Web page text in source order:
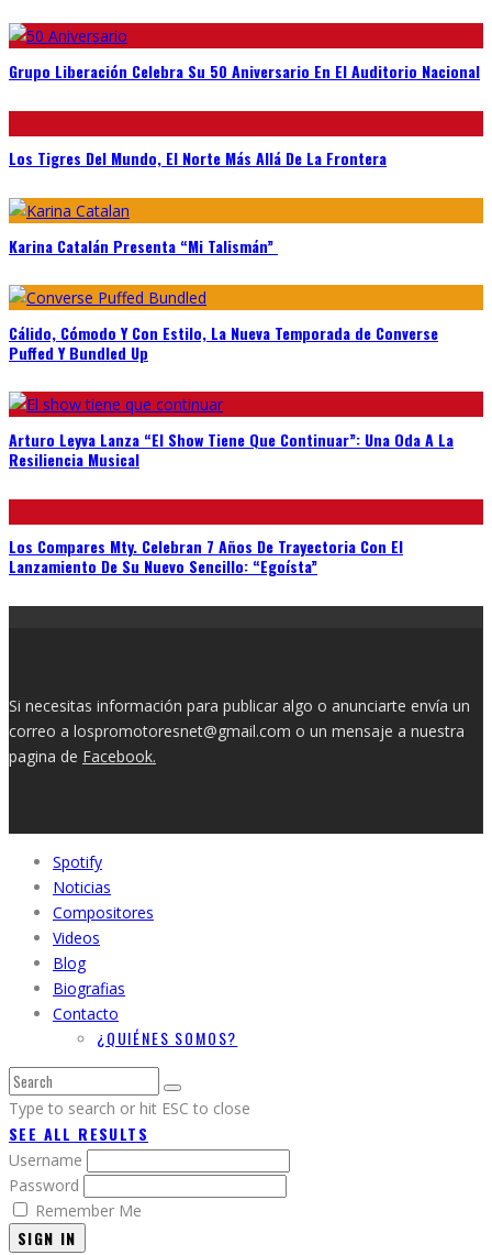
Grupo Liberación Celebra Su 50 Aniversario En El Auditorio Nacional
Los Tigres Del Mundo, El Norte Más Allá De La Frontera
Karina Catalán Presenta “Mi Talismán”
Cálido, Cómodo Y Con Estilo, La Nueva Temporada de Converse
Puffed Y Bundled Up
Arturo Leyva Lanza “El Show Tiene Que Continuar”: Una Oda A La
Resiliencia Musical
Los Compares Mty. Celebran 7 Años De Trayectoria Con El
Lanzamiento De Su Nuevo Sencillo: “Egoísta”
Si necesitas información para publicar algo o anunciarte envía un
correo a lospromotoresnet@gmail.com o un mensaje a nuestra
pagina de Facebook.
Spotify
Noticias
Compositores
Videos
Blog
Biografias
Contacto
¿QUIÉNES SOMOS?
Type to search or hit ESC to close
SEE ALL RESULTS
Username
Password
Remember Me
SIGN IN